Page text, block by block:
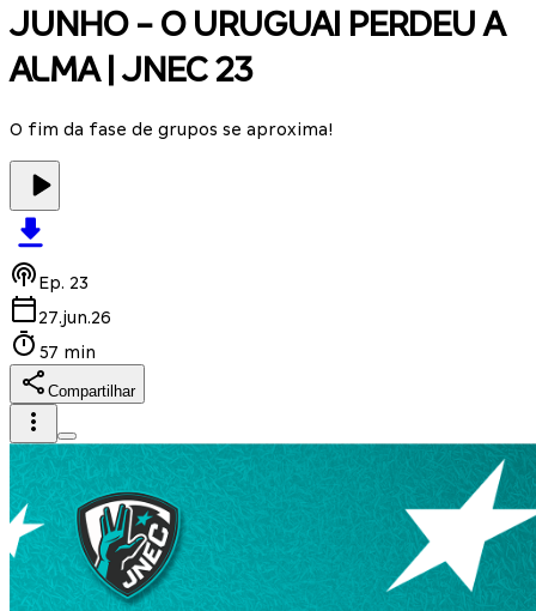
JUNHO - O URUGUAI PERDEU A
ALMA | JNEC 23
O fim da fase de grupos se aproxima!
Ep. 23
27.jun.26
57 min
Compartilhar